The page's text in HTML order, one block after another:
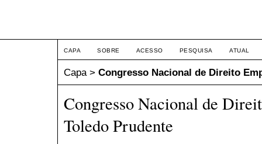
CAPA SOBRE ACESSO PESQUISA ATUAL
Capa> Congresso Nacional de Direito
Congresso Nacional de
Toledo Prudente